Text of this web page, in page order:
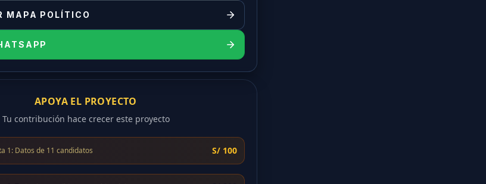
MAPA POLÍTICO
APOYA EL PROYECTO
Tu contribución hace crecer este proyecto
1: Datos de 11 candidatos S/ 100